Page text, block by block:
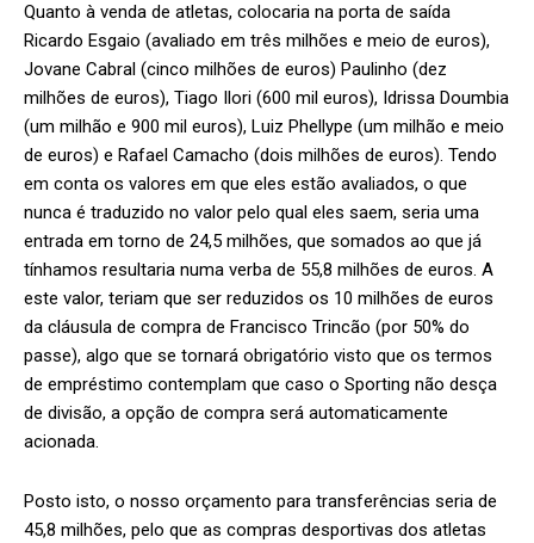
Quanto à venda de atletas, colocaria na porta de saída
Ricardo Esgaio (avaliado em três milhões e meio de euros),
Jovane Cabral (cinco milhões de euros) Paulinho (dez
milhões de euros), Tiago Ilori (600 mil euros), Idrissa Doumbia
(um milhão e 900 mil euros), Luiz Phellype (um milhão e meio
de euros) e Rafael Camacho (dois milhões de euros). Tendo
em conta os valores em que eles estão avaliados, o que
nunca é traduzido no valor pelo qual eles saem, seria uma
entrada em torno de 24,5 milhões, que somados ao que já
tínhamos resultaria numa verba de 55,8 milhões de euros. A
este valor, teriam que ser reduzidos os 10 milhões de euros
da cláusula de compra de Francisco Trincão (por 50% do
passe), algo que se tornará obrigatório visto que os termos
de empréstimo contemplam que caso o Sporting não desça
de divisão, a opção de compra será automaticamente
acionada.
Posto isto, o nosso orçamento para transferências seria de
45,8 milhões, pelo que as compras desportivas dos atletas